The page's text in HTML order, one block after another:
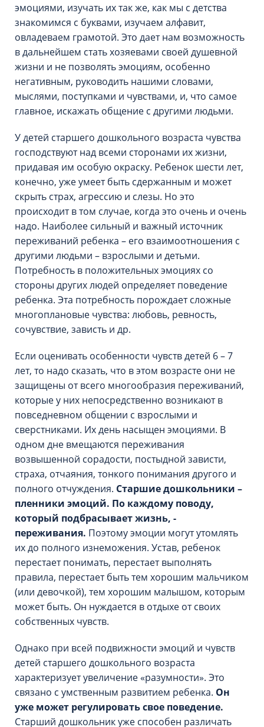
эмоциями, изучать их так же, как мы с детства
знакомимся с буквами, изучаем алфавит,
овладеваем грамотой. Это дает нам возможность
в дальнейшем стать хозяевами своей душевной
жизни и не позволять эмоциям, особенно
негативным, руководить нашими словами,
мыслями, поступками и чувствами, и, что самое
главное, искажать общение с другими людьми.
У детей старшего дошкольного возраста чувства
господствуют над всеми сторонами их жизни,
придавая им особую окраску. Ребенок шести лет,
конечно, уже умеет быть сдержанным и может
скрыть страх, агрессию и слезы. Но это
происходит в том случае, когда это очень и очень
надо. Наиболее сильный и важный источник
переживаний ребенка – его взаимоотношения с
другими людьми – взрослыми и детьми.
Потребность в положительных эмоциях со
стороны других людей определяет поведение
ребенка. Эта потребность порождает сложные
многоплановые чувства: любовь, ревность,
сочувствие, зависть и др.
Если оценивать особенности чувств детей 6 – 7
лет, то надо сказать, что в этом возрасте они не
защищены от всего многообразия переживаний,
которые у них непосредственно возникают в
повседневном общении с взрослыми и
сверстниками. Их день насыщен эмоциями. В
одном дне вмещаются переживания
возвышенной сорадости, постыдной зависти,
страха, отчаяния, тонкого понимания другого и
полного отчуждения. Старшие дошкольники –
пленники эмоций. По каждому поводу,
который подбрасывает жизнь, -
переживания. Поэтому эмоции могут утомлять
их до полного изнеможения. Устав, ребенок
перестает понимать, перестает выполнять
правила, перестает быть тем хорошим мальчиком
(или девочкой), тем хорошим малышом, которым
может быть. Он нуждается в отдыхе от своих
собственных чувств.
Однако при всей подвижности эмоций и чувств
детей старшего дошкольного возраста
характеризует увеличение «разумности». Это
связано с умственным развитием ребенка. Он
уже может регулировать свое поведение.
Старший дошкольник уже способен различать